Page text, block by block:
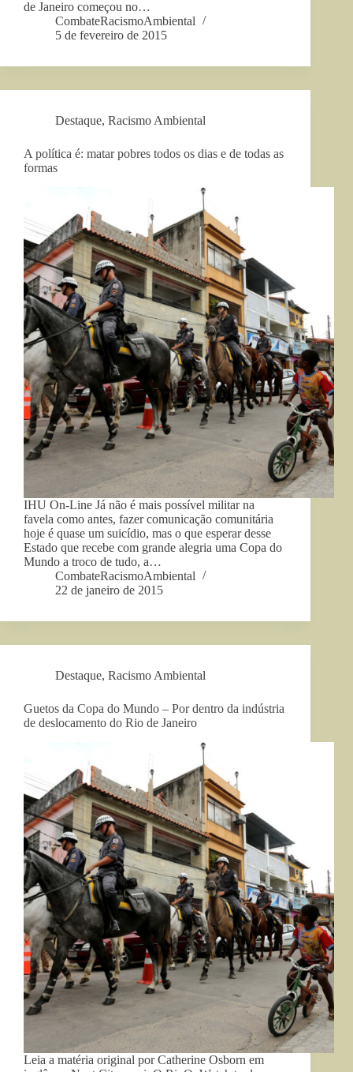
de Janeiro começou no…
CombateRacismoAmbiental
5 de fevereiro de 2015
Destaque, Racismo Ambiental
A política é: matar pobres todos os dias e de todas as
formas
IHU On-Line Já não é mais possível militar na
favela como antes, fazer comunicação comunitária
hoje é quase um suicídio, mas o que esperar desse
Estado que recebe com grande alegria uma Copa do
Mundo a troco de tudo, a…
CombateRacismoAmbiental
22 de janeiro de 2015
Destaque, Racismo Ambiental
Guetos da Copa do Mundo – Por dentro da indústria
de deslocamento do Rio de Janeiro
Leia a matéria original por Catherine Osborn em